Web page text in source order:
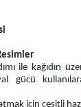
ile kağıdın
gücü
için çeşitli